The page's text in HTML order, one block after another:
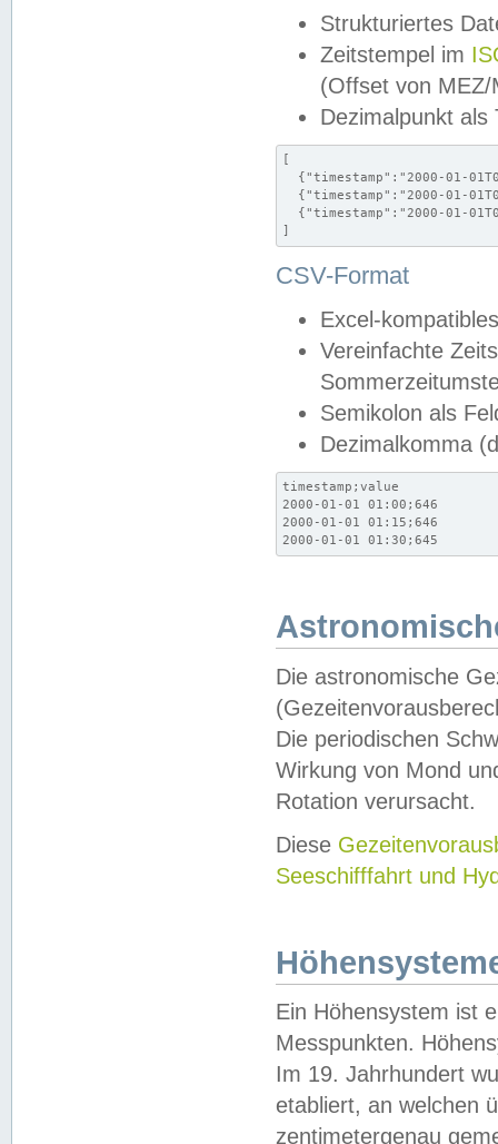
Strukturiertes
Zeitstempel im
(Offset von MEZ/
Dezimalpunkt als
[
{"timestamp":"2000-01-
{"timestamp":"2000-01-
{"timestamp":"2000-01-
]
CSV-Format
Excel-
Vereinfachte
Semikolon als
Dezimalkomma
timestamp;value
2000-01-01 01:00;646
2000-01-01 01:15;646
2000-01-01 01:30;645
Die astronomische
Die periodischen
Wirkung von Mond
Rotation verursacht.
Diese
Seeschifffahrt und
Ein Höhensystem ist
Messpunkten.
Im 19. Jahrhundert
etabliert, an welchen
zentimetergenau